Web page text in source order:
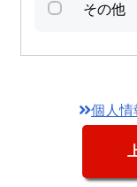
その他
個人情